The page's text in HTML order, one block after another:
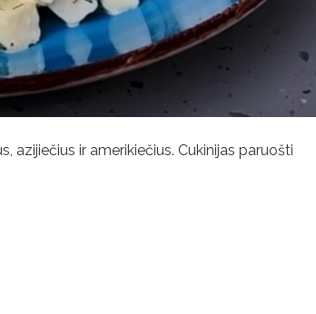
azijiečius ir amerikiečius. Cukinijas paruošti